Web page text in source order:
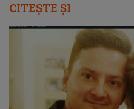
CITEȘTE ȘI